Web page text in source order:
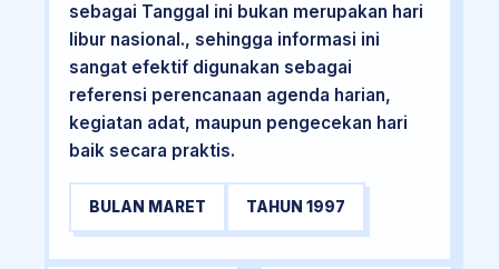
sebagai Tanggal ini bukan merupakan hari
libur nasional., sehingga informasi ini
sangat efektif digunakan sebagai
referensi perencanaan agenda harian,
kegiatan adat, maupun pengecekan hari
baik secara praktis.
BULAN MARET TAHUN 1997